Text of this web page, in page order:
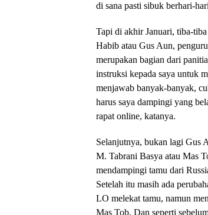
di sana pasti sibuk berhari-
Tapi di akhir Januari, tiba-
Habib atau Gus Aun,
merupakan bagian dari
instruksi kepada saya untuk
menjawab banyak-banyak,
harus saya dampingi yang
rapat online, katanya.
Selanjutnya, bukan lagi Gus
M. Tabrani Basya atau Mas
mendampingi tamu dari
Setelah itu masih ada
LO melekat tamu, namun
Mas Tob. Dan seperti